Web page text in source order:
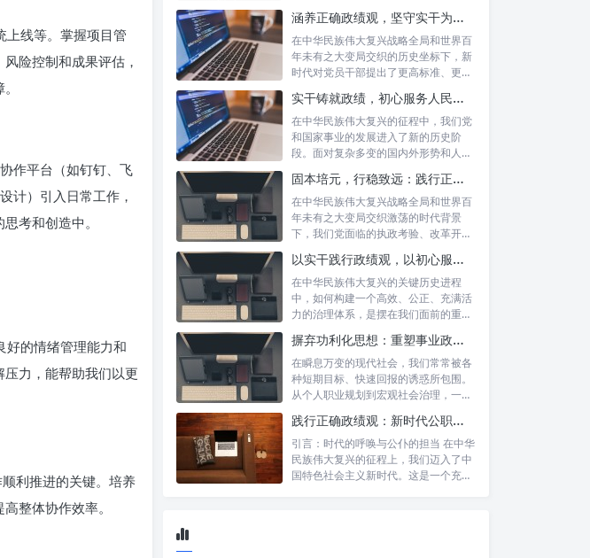
上线等。掌握项目管
险控制和成果评估，
作平台（如钉钉、飞
计）引入日常工作，
考和创造中。
好的情绪管理能力和
力，能帮助我们以更
利推进的关键。培养
整体协作效率。
涵养正确政绩观，坚守实干为民情怀：新时代党员干部的责任与担当
在中华民族伟大复兴战略全局和世界百
年未有之大变局交织的历史坐标下，新
时代对党员干部提出了更高标准、更严
实干铸就政绩，初心服务人民：新时代干部担当作为的实践指南
在中华民族伟大复兴的征程中，我们党
和国家事业的发展进入了新的历史阶
段。面对复杂多变的国内外形势和人民
固本培元，行稳致远：践行正确政绩理念，永葆务实清廉作风的时代命题
在中华民族伟大复兴战略全局和世界百
年未有之大变局交织激荡的时代背景
下，我们党面临的执政考验、改革开放
以实干践行政绩观，以初心服务群众：新时代治理的灯塔与指南
在中华民族伟大复兴的关键历史进程
中，如何构建一个高效、公正、充满活
力的治理体系，是摆在我们面前的重要
摒弃功利化思想：重塑事业政绩观，驱动社会高质量发展
在瞬息万变的现代社会，我们常常被各
种短期目标、快速回报的诱惑所包围。
从个人职业规划到宏观社会治理，一种
践行正确政绩观：新时代公职人员的使命与担当
引言：时代的呼唤与公仆的担当 在中华
民族伟大复兴的征程上，我们迈入了中
国特色社会主义新时代。这是一个充满